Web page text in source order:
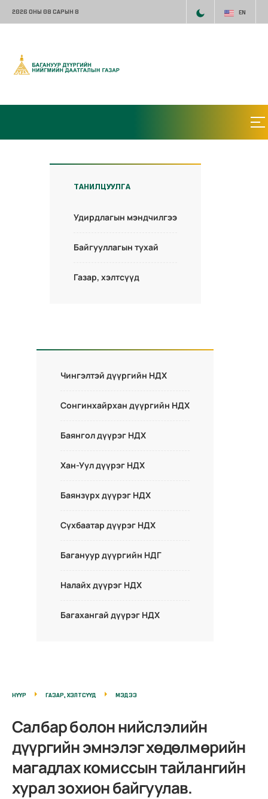
2026 ОНЫ 08 САРЫН 8 EN
ТАНИЛЦУУЛГА
Удирдлагын мэндчилгээ
Байгууллагын тухай
Газар, хэлтсүүд
Чингэлтэй дүүргийн НДХ
Сонгинхайрхан дүүргийн НДХ
Баянгол дүүрэг НДХ
Хан-Уул дүүрэг НДХ
Баянзүрх дүүрэг НДХ
Сүхбаатар дүүрэг НДХ
Багануур дүүргийн НДГ
Налайх дүүрэг НДХ
Багахангай дүүрэг НДХ
НҮҮР ГАЗАР, ХЭЛТСҮҮД МЭДЭЭ
Салбар болон нийслэлийн
дүүргийн эмнэлэг хөдөлмөрийн
магадлах комиссын тайлангийн
хурал зохион байгуулав.